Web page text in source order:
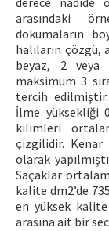
arasındaki
dokumaların
halıların
beyaz, 2 veya
maksimum 3
tercih
İlme yüksekliği
kilimleri
çizgilidir.
olarak
Saçaklar
kalite dm2’de
en yüksek kalite
arasına ait bir